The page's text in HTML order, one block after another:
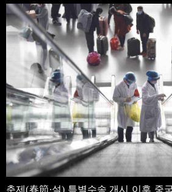
연예 관광
생생 중국어
춘제(春節∙설) 특별수송 개시 이후 중